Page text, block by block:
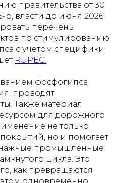
правительства от 30
р, власти до июня 2026
перечень
по стимулированию
с учетом специфики
RUPEC.
фосфогипса
проводят
Также материал
для дорожного
не только
но и помогает
промышленные
цикла. Это
как превращаются
одновременно